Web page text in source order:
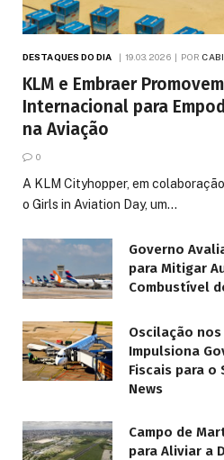
DESTAQUES DO DIA 19.03.2026 POR
KLM e Embraer
Internacional para
na Aviação
0
A KLM Cityhopper, em
o Girls in Aviation Day, um…
Governo
para Mitigar
Combustível
Oscilação
Impulsiona
Fiscais para o
News
Campo de
para Aliviar a